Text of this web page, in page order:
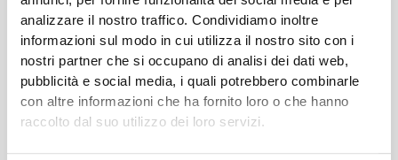
analizzare il nostro traffico. Condividiamo inoltre
informazioni sul modo in cui utilizza il nostro sito con i
nostri partner che si occupano di analisi dei dati web,
pubblicità e social media, i quali potrebbero combinarle
con altre informazioni che ha fornito loro o che hanno
raccolto dal suo utilizzo dei loro servizi.